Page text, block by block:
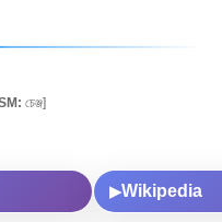
চেঞ্জ]
▶Wikipedia